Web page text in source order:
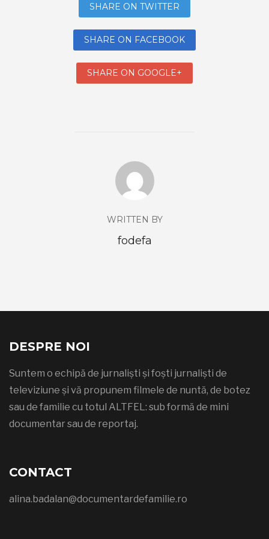
SHARE ON TWITTER
SHARE ON FACEBOOK
SHARE ON GOOGLE+
WRITTEN BY
fodefa
DESPRE NOI
Suntem o echipă de jurnaliști și foști jurnaliști de
televiziune și vă propunem filmele de nuntă, de botez
sau de familie cu totul ALTFEL: sub formă de mini
documentar sau de reportaj.
CONTACT
alina.badalan@documentardefamilie.ro